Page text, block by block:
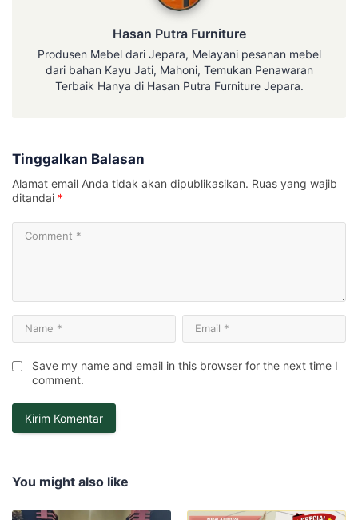
Hasan Putra Furniture
Produsen Mebel dari Jepara, Melayani pesanan mebel
dari bahan Kayu Jati, Mahoni, Temukan Penawaran
Terbaik Hanya di Hasan Putra Furniture Jepara.
Tinggalkan Balasan
Alamat email Anda tidak akan dipublikasikan. Ruas yang wajib
ditandai *
Save my name and email in this browser for the next time I
comment.
You might also like